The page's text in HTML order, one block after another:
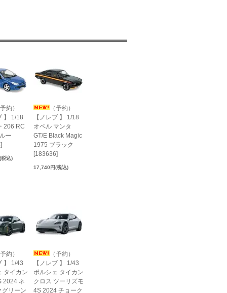
予約）
】 1/18
206 RC
ー
込)
（予約）
【ノレブ 】 1/18
オペル マンタ
GT/E Black Magic
1975 ブラック
[183636]
17,740円(税込)
予約）
】 1/43
タイカン
2024 ネ
グリーン
（予約）
【ノレブ 】 1/43
ポルシェ タイカン
クロス ツーリズモ
4S 2024 チョーク